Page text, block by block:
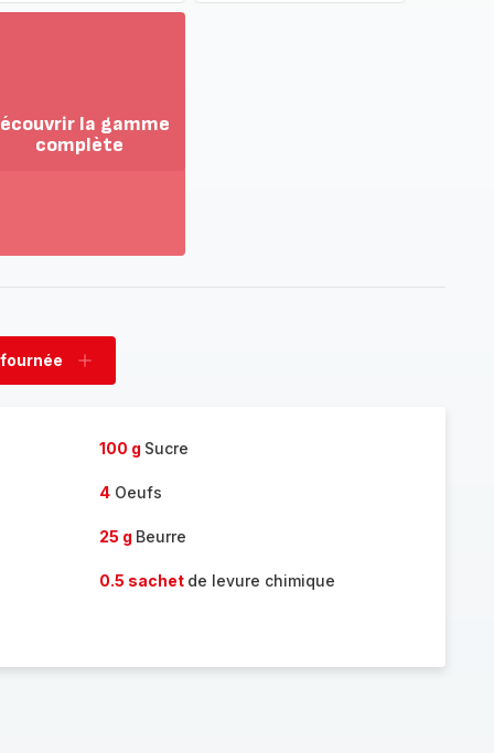
la gamme
complète
fournée
Ajouter
100 g Sucre
4Oeufs
25 g Beurre
0.5 sachet de levure chimique